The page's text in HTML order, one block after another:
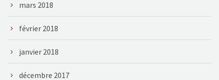
mars 2018
février 2018
janvier 2018
décembre 2017